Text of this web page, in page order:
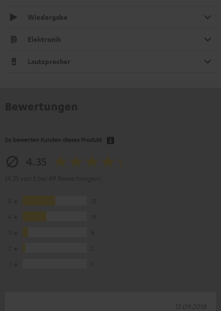
Wiedergabe
Elektronik
Lautsprecher
So bewerten Kunden dieses Produkt
13.09.2018